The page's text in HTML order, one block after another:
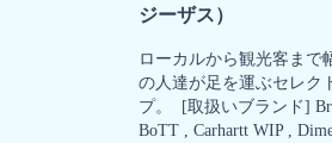
ジーザス）
ローカルから観光客まで
の人達が足を運ぶセレク
プ。 [取扱いブランド]
BoTT , Carhartt WIP ,